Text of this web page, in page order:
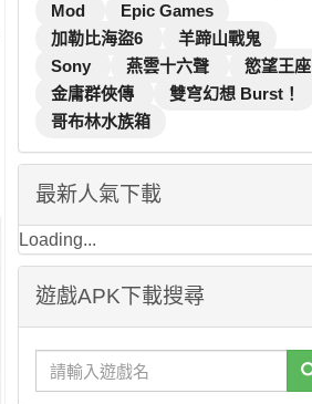
Mod
Epic Games
加勒比海盜6
羊蹄山戰鬼
Sony
燕雲十六聲
慾望王座
金庸群俠傳
雙穹幻想 Burst！
哥布林水族箱
最新人氣下載
Loading...
遊戲APK下載搜尋